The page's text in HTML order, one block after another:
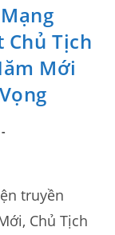
Chủ Tịch
Mới
truyền
Chủ Tịch